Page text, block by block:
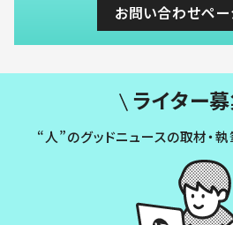
お問い合わせペ
ライター募
“人”のグッドニュースの取材・